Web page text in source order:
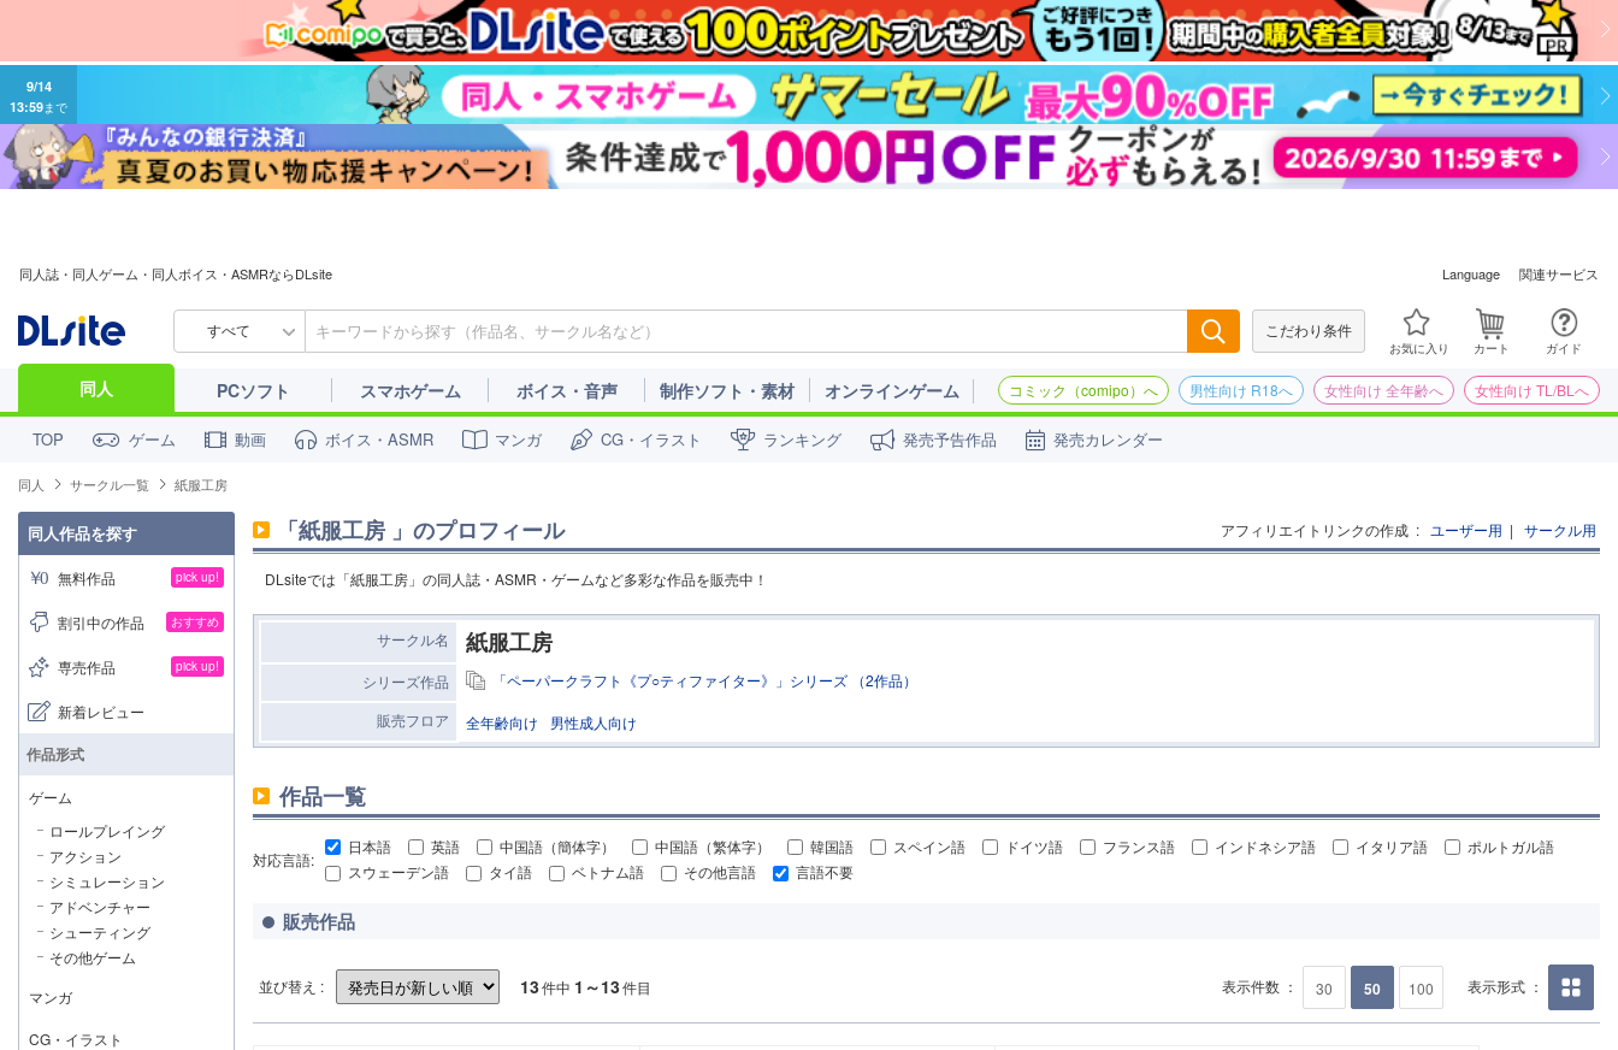
9/14
13:59まで
同人誌・同人ゲーム・同人ボイス・ASMRならDLsite Language 関連サービス
すべて こだわり条件
お気に入り カート ガイド
同人 PCソフト スマホゲーム ボイス・音声 制作ソフト・素材 オンラインゲーム コミック（comipo）へ 男性向け R18へ 女性向け 全年齢へ 女性向け TL/BLへ
TOP ゲーム 動画 ボイス・ASMR マンガ CG・イラスト ランキング 発売予告作品 発売カレンダー
同人 サークル一覧 紙服工房
「紙服工房 」のプロフィール アフィリエイトリンクの作成 : ユーザー用 | サークル用
DLsiteでは「紙服工房」の同人誌・ASMR・ゲームなど多彩な作品を販売中！
サークル名 紙服工房
シリーズ作品
「ペーパークラフト《プ○ティファイター》」シリーズ （2作品）
販売フロア
全年齢向け 男性成人向け
作品一覧
対応言語:
日本語 英語 中国語（簡体字） 中国語（繁体字） 韓国語 スペイン語 ドイツ語 フランス語 インドネシア語 イタリア語
ポルトガル語
スウェーデン語
タイ語 ベトナム語 その他言語 言語不要
販売作品
並び替え : 13件中 1～13件目
表示形式 ：
画像の
30 50 100
表示件数 ：
同人作品を探す
無料作品 pick up!
割引中の作品 おすすめ
専売作品 pick up!
新着レビュー
作品形式
ゲーム
ロールプレイング
アクション
シミュレーション
アドベンチャー
シューティング
その他ゲーム
マンガ
CG・イラスト